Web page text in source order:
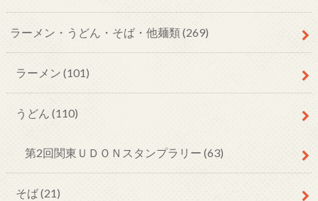
ラーメン・うどん・そば・他麺類(269)
ラーメン (101)
うどん (110)
第2回関東ＵＤＯＮスタンプラリー (63)
そば(21)